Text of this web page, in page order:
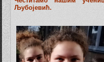
Љубојевић.